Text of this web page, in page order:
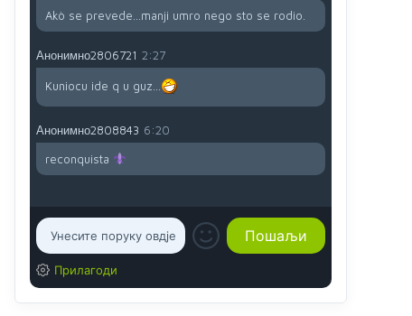
Akò se prevede...manji umro nego sto se rodio.
Анонимно2806721 2:27
Kuniocu ide q u guz...
Анонимно2808843 6:20
reconquista
Прилагоди